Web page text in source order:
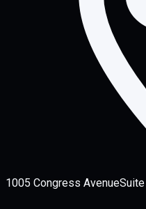
1005 Congress Avenue